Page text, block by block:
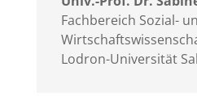
Fachbereich Sozial-
Lodron-Universität